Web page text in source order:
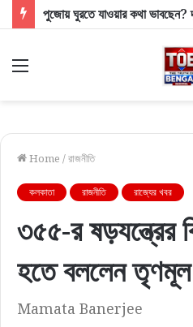
Menu
Home /রাজনীতি
কলকাতা রাজনীতি রাজ্যের খবর
৩৫৫-র ষড়যন্ত্রের
হতে বললেন
Mamata Banerjee